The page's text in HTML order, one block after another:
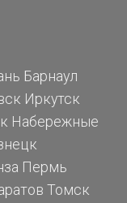
Барнаул
Иркутск
Набережные
Пермь
Томск